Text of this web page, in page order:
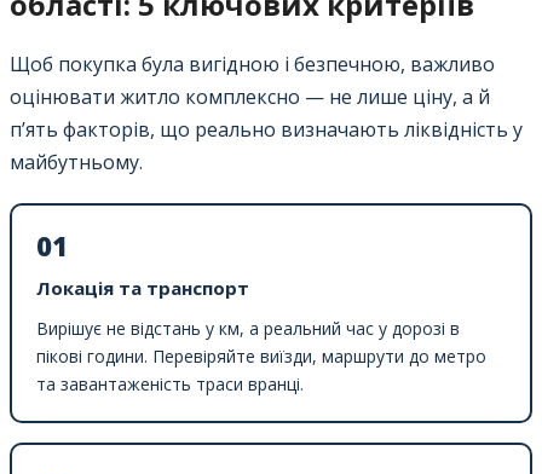
Щоб покупка була вигідною і безпечною, важливо
оцінювати житло комплексно — не лише ціну, а й
п’ять факторів, що реально визначають ліквідність у
майбутньому.
01
Локація та транспорт
Вирішує не відстань у км, а реальний час у дорозі в
пікові години. Перевіряйте виїзди, маршрути до метро
та завантаженість траси вранці.